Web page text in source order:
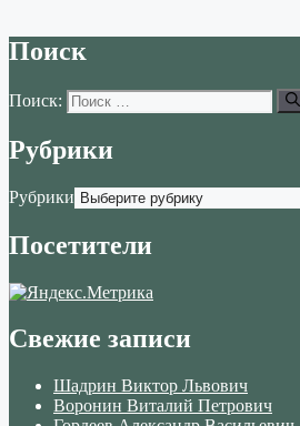
Поиск
Поиск:
Рубрики
Рубрики
Посетители
Свежие записи
Шадрин Виктор Львович
Воронин Виталий Петрович